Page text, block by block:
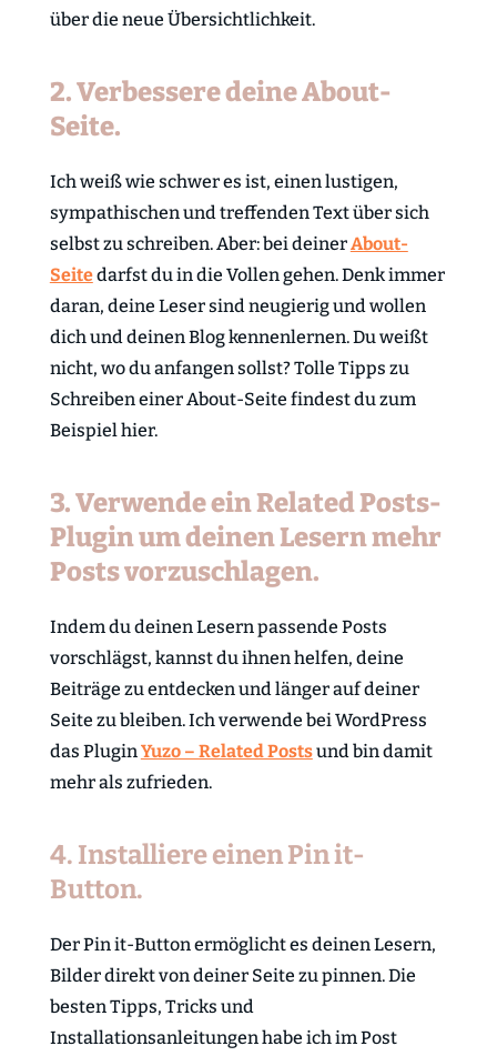
über die neue Übersichtlichkeit.
2. Verbessere deine About-
Seite.
Ich weiß wie schwer es ist, einen lustigen,
sympathischen und treffenden Text über sich
selbst zu schreiben. Aber: bei deinerAbout-
Seitedarfst du in die Vollen gehen. Denk immer
daran, deine Leser sind neugierig und wollen
dich und deinen Blog kennenlernen. Du weißt
nicht, wo du anfangen sollst? Tolle Tipps zu
Schreiben einer About-Seite findest du zum
Beispiel hier.
3. Verwende ein Related Posts-
Plugin um deinen Lesern mehr
Posts vorzuschlagen.
Indem du deinen Lesern passende Posts
vorschlägst, kannst du ihnen helfen, deine
Beiträge zu entdecken und länger auf deiner
Seite zu bleiben. Ich verwende bei WordPress
das Plugin Yuzo – Related Postsund bin damit
mehr als zufrieden.
4. Installiere einen Pin it-
Button.
Der Pin it-Button ermöglicht es deinen Lesern,
Bilder direkt von deiner Seite zu pinnen. Die
besten Tipps, Tricks und
Installationsanleitungen habe ich im Post